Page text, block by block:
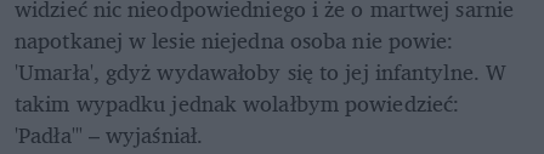
widzieć nic nieodpowiedniego i że o martwej sarnie
napotkanej w lesie niejedna osoba nie powie:
'Umarła', gdyż wydawałoby się to jej infantylne. W
takim wypadku jednak wolałbym powiedzieć:
'Padła'" – wyjaśniał.